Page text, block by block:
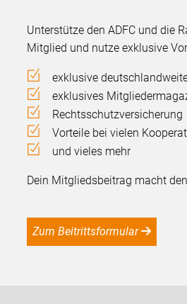
Unterstütze den ADFC und die
Mitglied und nutze exklusive
exklusive
exklusives
Rechtsschutzversicherung
Vorteile bei vielen
und vieles mehr
Dein Mitgliedsbeitrag macht
Zum Beitrittsformular